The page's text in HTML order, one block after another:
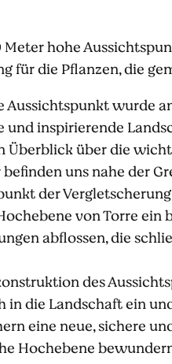
Meter hohe
für die Pflanzen, die
Aussichtspunkt wurde
und inspirierende
Überblick über die
befinden uns nahe der
der
von Torre ein
abflossen, die
des
in die Landschaft ein
eine neue, sichere
Hochebene